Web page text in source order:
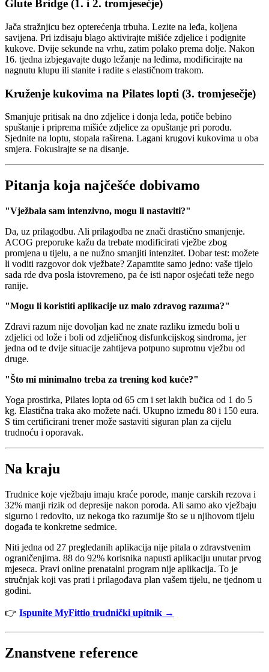
Glute Bridge (1. i 2. tromjesečje)
Jača stražnjicu bez opterećenja trbuha. Lezite na leđa, koljena
savijena. Pri izdisaju blago aktivirajte mišiće zdjelice i podignite
kukove. Dvije sekunde na vrhu, zatim polako prema dolje. Nakon
16. tjedna izbjegavajte dugo ležanje na leđima, modificirajte na
nagnutu klupu ili stanite i radite s elastičnom trakom.
Kruženje kukovima na Pilates lopti (3. tromjesečje)
Smanjuje pritisak na dno zdjelice i donja leđa, potiče bebino
spuštanje i priprema mišiće zdjelice za opuštanje pri porodu.
Sjednite na loptu, stopala raširena. Lagani krugovi kukovima u oba
smjera. Fokusirajte se na disanje.
Pitanja koja najčešće dobivamo
"Vježbala sam intenzivno, mogu li nastaviti?"
Da, uz prilagodbu. Ali prilagodba ne znači drastično smanjenje.
ACOG preporuke kažu da trebate modificirati vježbe zbog
promjena u tijelu, a ne nužno smanjiti intenzitet. Dobar test: možete
li voditi razgovor dok vježbate? Zapamtite samo jedno: vaše tijelo
sada rde dva posla istovremeno, pa će isti napor osjećati teže nego
ranije.
"Mogu li koristiti aplikacije uz malo zdravog razuma?"
Zdravi razum nije dovoljan kad ne znate razliku između boli u
zdjelici od lože i boli od zdjeličnog disfunkcijskog sindroma, jer
jedna od te dvije situacije zahtijeva potpuno suprotnu vježbu od
druge.
"Što mi minimalno treba za trening kod kuće?"
Yoga prostirka, Pilates lopta od 65 cm i set lakih bučica od 1 do 5
kg. Elastična traka ako možete naći. Ukupno između 80 i 150 eura.
S tim certificirani trener može sastaviti siguran plan za cijelu
trudnoću i oporavak.
Na kraju
Trudnice koje vježbaju imaju kraće porode, manje carskih rezova i
32% manji rizik od depresije nakon poroda. Ali samo ako vježbaju
sigurno i redovito, uz nekoga tko razumije što se u njihovom tijelu
događa te konkretne sedmice.
Niti jedna od 27 pregledanih aplikacija nije pitala o zdravstvenim
ograničenjima. 88 do 92% korisnika napusti aplikaciju unutar prvog
mjeseca. Pravi online prenatalni program nije aplikacija. To je
stručnjak koji vas prati i prilagođava plan vašem tijelu, ne tjednom u
godini.
👉 Ispunite MyFittio trudnički upitnik →
Znanstvene reference